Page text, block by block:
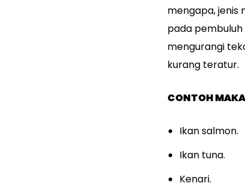
mengapa, jenis
pada
mengurangi
kurang teratur.
CONTOH
Ikan salmon.
Ikan tuna.
Kenari.